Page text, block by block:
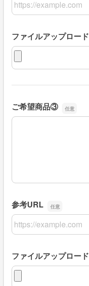
ファイルアップロード
ファイルアップロード
ご希望商品③
ご希望商品③
参考URL
参考URL
ファイルアップロード
ファイルアップロード